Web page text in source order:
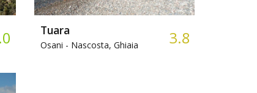
Tuara
Osani - Nascosta, Ghiaia 3.8